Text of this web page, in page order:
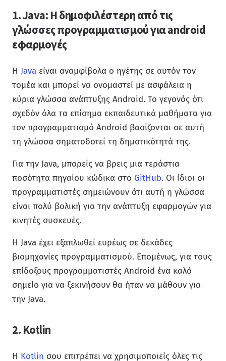
1. Java: Η δημοφιλέστερη από τις
γλώσσες προγραμματισμού για android
εφαρμογές
Η Java είναι αναμφίβολα ο ηγέτης σε αυτόν τον
τομέα και μπορεί να ονομαστεί με ασφάλεια η
κύρια γλώσσα ανάπτυξης Android. Το γεγονός ότι
σχεδόν όλα τα επίσημα εκπαιδευτικά μαθήματα για
τον προγραμματισμό Android βασίζονται σε αυτή
τη γλώσσα σηματοδοτεί τη δημοτικότητά της.
Για την Java, μπορείς να βρεις μια τεράστια
ποσότητα πηγαίου κώδικα στο GitHub. Οι ίδιοι οι
προγραμματιστές σημειώνουν ότι αυτή η γλώσσα
είναι πολύ βολική για την ανάπτυξη εφαρμογών για
κινητές συσκευές.
Η Java έχει εξαπλωθεί ευρέως σε δεκάδες
βιομηχανίες προγραμματισμού. Επομένως, για τους
επίδοξους προγραμματιστές Android ένα καλό
σημείο για να ξεκινήσουν θα ήταν να μάθουν για
την Java.
2. Kotlin
Η Kotlin σου επιτρέπει να χρησιμοποιείς όλες τις